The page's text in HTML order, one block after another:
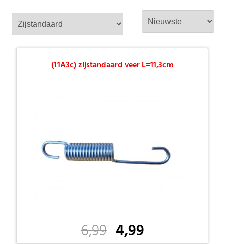
(11A3c) zijstandaard veer L=11,3cm
6,99 4,99